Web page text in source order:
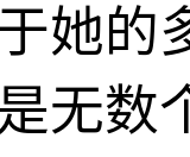
她的
无数